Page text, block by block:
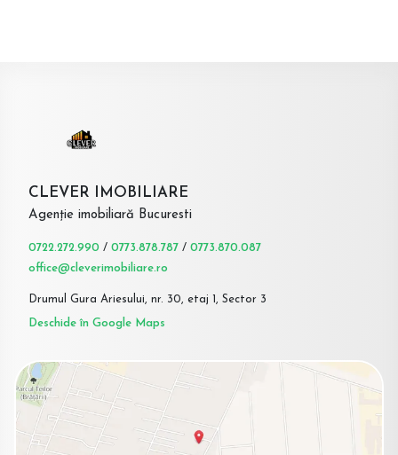
CLEVER IMOBILIARE
Agenție imobiliară Bucuresti
0722.272.990 / 0773.878.787 / 0773.870.087
office@cleverimobiliare.ro
Drumul Gura Ariesului, nr. 30, etaj 1, Sector 3
Deschide în Google Maps